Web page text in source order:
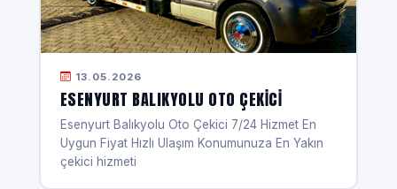
13.05.2026
ESENYURT BALIKYOLU OTO ÇEKICI
Esenyurt Balıkyolu Oto Çekici 7/24 Hizmet En
Uygun Fiyat Hızlı Ulaşım Konumunuza En Yakın
çekici hizmeti